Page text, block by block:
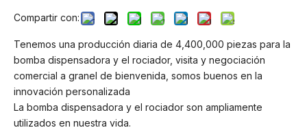
Compartir con:
Tenemos una producción diaria de 4,400,000 piezas para la
bomba dispensadora y el rociador, visita y negociación
comercial a granel de bienvenida, somos buenos en la
innovación personalizada
La bomba dispensadora y el rociador son ampliamente
utilizados en nuestra vida.